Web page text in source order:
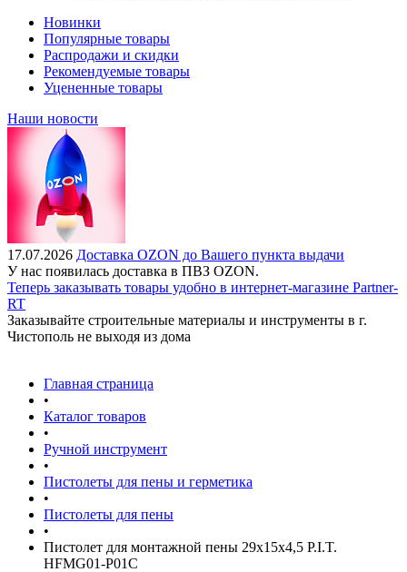
Новинки
Популярные товары
Распродажи и скидки
Рекомендуемые товары
Уцененные товары
Наши новости
17.07.2026 Доставка OZON до Вашего пункта выдачи
У нас появилась доставка в ПВЗ OZON.
Теперь заказывать товары удобно в интернет-магазине Partner-
RT
Заказывайте строительные материалы и инструменты в г.
Чистополь не выходя из дома
Главная страница
•
Каталог товаров
•
Ручной инструмент
•
Пистолеты для пены и герметика
•
Пистолеты для пены
•
Пистолет для монтажной пены 29х15х4,5 P.I.T.
HFMG01-P01C